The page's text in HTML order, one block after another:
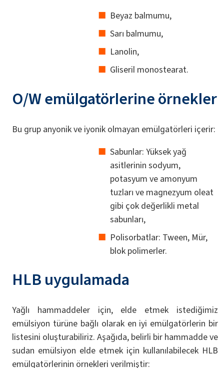
Beyaz balmumu,
Sarı balmumu,
Lanolin,
Gliseril monostearat.
O/W emülgatörlerine örnekler
Bu grup anyonik ve iyonik olmayan emülgatörleri içerir:
Sabunlar: Yüksek yağ
asitlerinin sodyum,
potasyum ve amonyum
tuzları ve magnezyum oleat
gibi çok değerlikli metal
sabunları,
Polisorbatlar: Tween, Mür,
blok polimerler.
HLB uygulamada
Yağlı hammaddeler için, elde etmek istediğimiz
emülsiyon türüne bağlı olarak en iyi emülgatörlerin bir
listesini oluşturabiliriz. Aşağıda, belirli bir hammadde ve
sudan emülsiyon elde etmek için kullanılabilecek HLB
emülgatörlerinin örnekleri verilmiştir: